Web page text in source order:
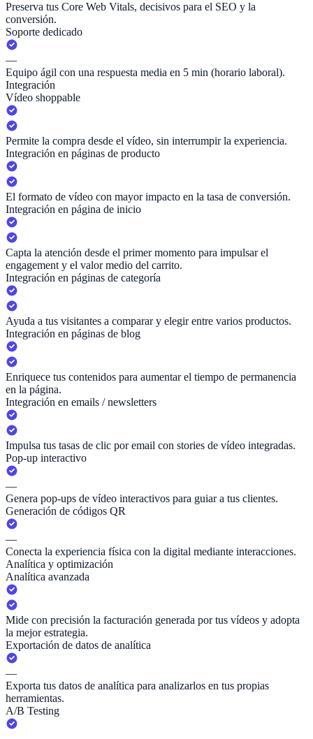
Preserva tus Core Web Vitals, decisivos para el SEO y la
conversión.
Soporte dedicado
—
Equipo ágil con una respuesta media en 5 min (horario laboral).
Integración
Vídeo shoppable
Permite la compra desde el vídeo, sin interrumpir la experiencia.
Integración en páginas de producto
El formato de vídeo con mayor impacto en la tasa de conversión.
Integración en página de inicio
Capta la atención desde el primer momento para impulsar el
engagement y el valor medio del carrito.
Integración en páginas de categoría
Ayuda a tus visitantes a comparar y elegir entre varios productos.
Integración en páginas de blog
Enriquece tus contenidos para aumentar el tiempo de permanencia
en la página.
Integración en emails / newsletters
Impulsa tus tasas de clic por email con stories de vídeo integradas.
Pop-up interactivo
—
Genera pop-ups de vídeo interactivos para guiar a tus clientes.
Generación de códigos QR
—
Conecta la experiencia física con la digital mediante interacciones.
Analítica y optimización
Analítica avanzada
Mide con precisión la facturación generada por tus vídeos y adopta
la mejor estrategia.
Exportación de datos de analítica
—
Exporta tus datos de analítica para analizarlos en tus propias
herramientas.
A/B Testing